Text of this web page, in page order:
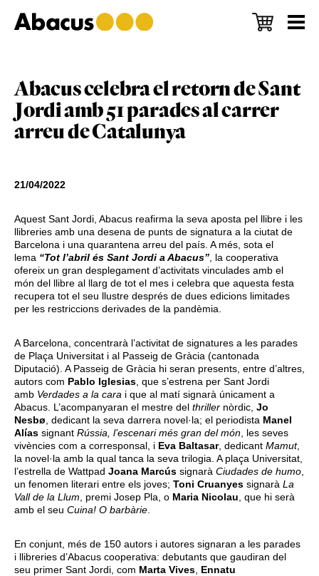
to
main
to
primary
to
footer
Abacus celebra el retorn de Sant
Jordi amb 51 parades al carrer
arreu de Catalunya
21/04/2022
Aquest Sant Jordi, Abacus reafirma la seva aposta pel llibre i les
llibreries amb una desena de punts de signatura a la ciutat de
Barcelona i una quarantena arreu del país. A més, sota el
lema “Tot l’abril és Sant Jordi a Abacus” , la cooperativa
ofereix un gran desplegament d’activitats vinculades amb el
món del llibre al llarg de tot el mes i celebra que aquesta festa
recupera tot el seu llustre després de dues edicions limitades
per les restriccions derivades de la pandèmia.
A Barcelona, concentrarà l’activitat de signatures a les parades
de Plaça Universitat i al Passeig de Gràcia (cantonada
Diputació). A Passeig de Gràcia hi seran presents, entre d’altres,
autors com Pablo Iglesias , que s’estrena per Sant Jordi
amb Verdades a la cara i que al matí signarà únicament a
Abacus. L’acompanyaran el mestre del thriller nòrdic, Jo
Nesbø , dedicant la seva darrera novel·la; el periodista Manel
Alías signant Rússia, l’escenari més gran del món , les seves
vivències com a corresponsal, i Eva Baltasar, dedicant Mamut,
la novel·la amb la qual tanca la seva trilogia. A plaça Universitat,
l’estrella de Wattpad Joana Marcús signarà Ciudades de humo
un fenomen literari entre els joves; Toni Cruanyes signarà La
Vall de la Llum , premi Josep Pla, o Maria Nicolau , que hi serà
amb el seu Cuina! O barbàrie
En conjunt, més de 150 autors i autores signaran a les parades
i llibreries d’Abacus cooperativa: debutants que gaudiran del
seu primer Sant Jordi, com Marta Vives Ennatu